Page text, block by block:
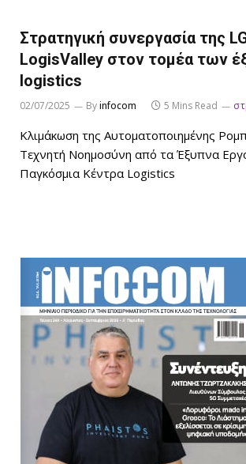
Στρατηγική συνεργασία της
LogisValley στον τομέα των
logistics
02/07/2025 Byinfocom 5 Mins Read
Κλιμάκωση της Αυτοματοποιημένης
Τεχνητή Νοημοσύνη από τα Έξυπνα
Παγκόσμια Κέντρα Logistics